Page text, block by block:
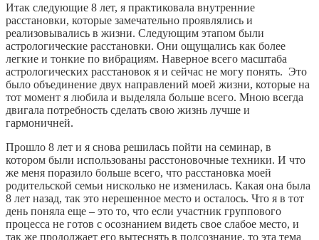
Итак следующие 8 лет, я практиковала внутренние
расстановки, которые замечательно проявлялись и
реализовывались в жизни. Следующим этапом были
астрологические расстановки. Они ощущались как более
легкие и тонкие по вибрациям. Наверное всего масштаба
астрологических расстановок я и сейчас не могу понять. Это
было объединение двух направлений моей жизни, которые на
тот момент я любила и выделяла больше всего. Мною всегда
двигала потребность сделать свою жизнь лучше и
гармоничней.
Прошло 8 лет и я снова решилась пойти на семинар, в
котором были использованы расстоновочные техники. И что
же меня поразило больше всего, что расстановка моей
родительской семьи нисколько не изменилась. Какая она была
8 лет назад, так это нерешенное место и осталось. Что я в тот
день поняла еще – это то, что если участник группового
процесса не готов с осознанием видеть свое слабое место, и
так же продолжает его вытеснять в подсознание, то эта тема